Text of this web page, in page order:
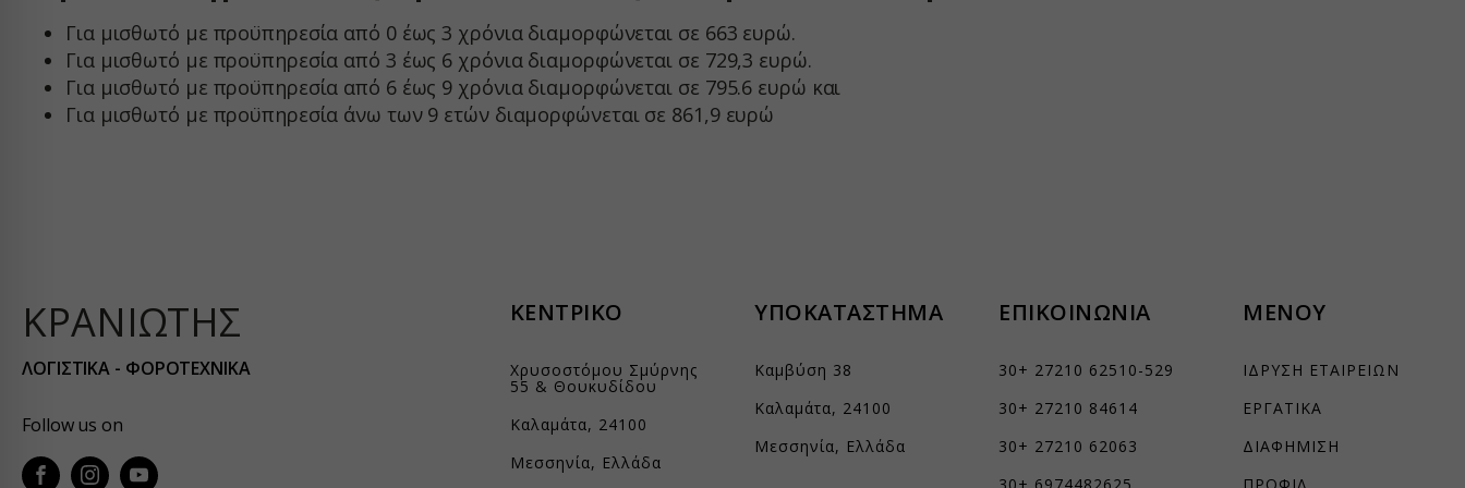
Για μισθωτό με προϋπηρεσία από 0 έως 3 χρόνια διαμορφώνεται σε 663 ευρώ.
Για μισθωτό με προϋπηρεσία από 3 έως 6 χρόνια διαμορφώνεται σε 729,3 ευρώ.
Για μισθωτό με προϋπηρεσία από 6 έως 9 χρόνια διαμορφώνεται σε 795.6 ευρώ και
Για μισθωτό με προϋπηρεσία άνω των 9 ετών διαμορφώνεται σε 861,9 ευρώ
ΚΡΑΝΙΩΤΗΣ
ΛΟΓΙΣΤΙΚΑ - ΦΟΡΟΤΕΧΝΙΚΑ
Follow us on
ΚΕΝΤΡΙΚΟ
Χρυσοστόμου Σμύρνης
55 & Θουκυδίδου
Καλαμάτα, 24100
Μεσσηνία, Ελλάδα
ΥΠΟΚΑΤΑΣΤΗΜΑ
Καμβύση 38
Καλαμάτα, 24100
Μεσσηνία, Ελλάδα
ΕΠΙΚΟΙΝΩΝΙΑ
30+ 27210 62510-529
30+ 27210 84614
30+ 27210 62063
ΜΕΝΟΥ
ΙΔΡΥΣΗ ΕΤΑΙΡΕΙΩΝ
ΕΡΓΑΤΙΚΑ
ΔΙΑΦΗΜΙΣΗ
firebase.aidaform.com
kraniotis-gr.themebook.cloud
kraniotis.aidaform.com
www.gstatic.com
www.piraeusbank.gr